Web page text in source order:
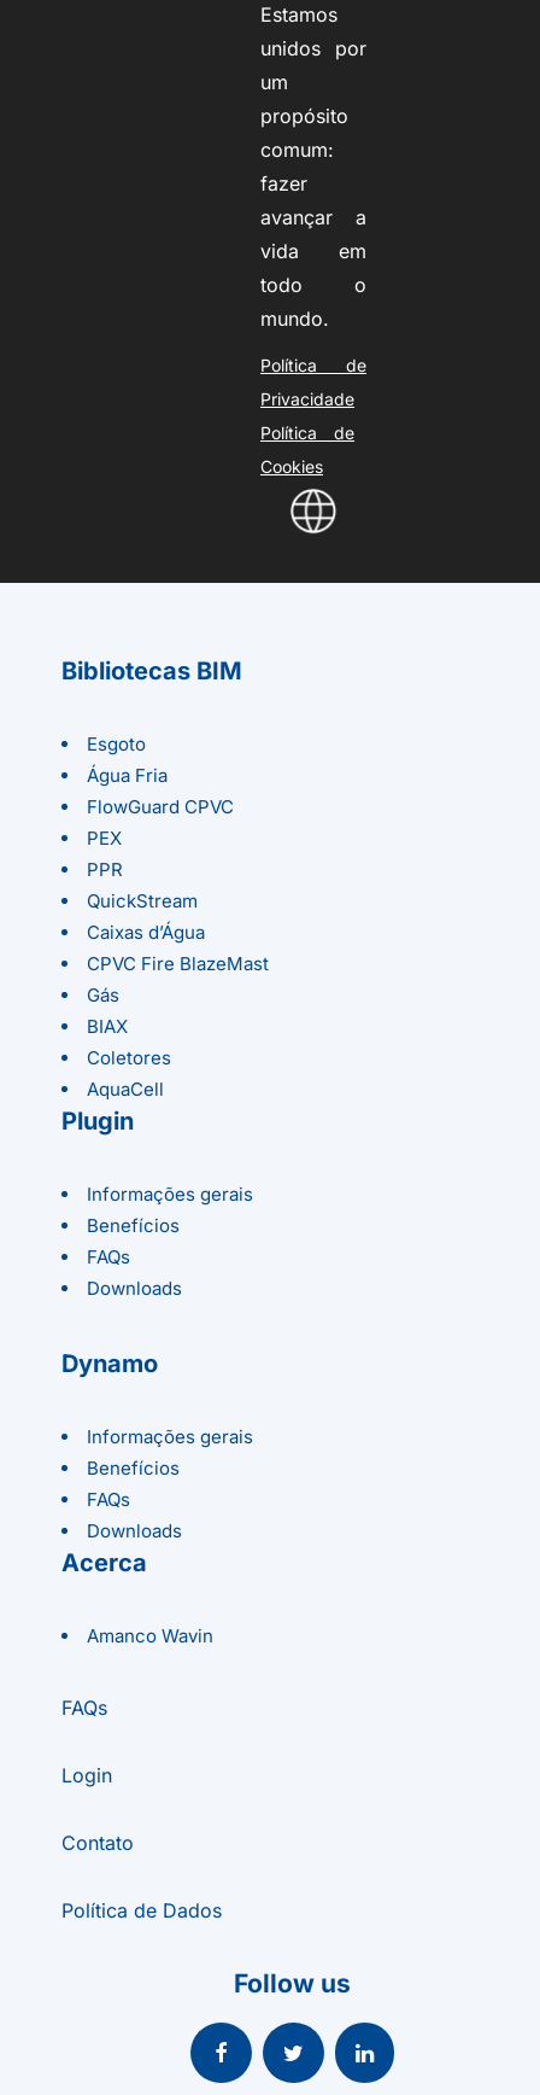
Estamos
unidos por
um
propósito
comum:
fazer
avançar a
vida em
todo o
mundo.
Política de
Privacidade
Política de
Cookies
Bibliotecas BIM
Esgoto
Água Fria
FlowGuard CPVC
PEX
PPR
QuickStream
Caixas d’Água
CPVC Fire BlazeMast
Gás
BIAX
Coletores
AquaCell
Plugin
Informações gerais
Benefícios
FAQs
Downloads
Dynamo
Informações gerais
Benefícios
FAQs
Downloads
Acerca
Amanco Wavin
FAQs
Login
Contato
Política de Dados
Follow us